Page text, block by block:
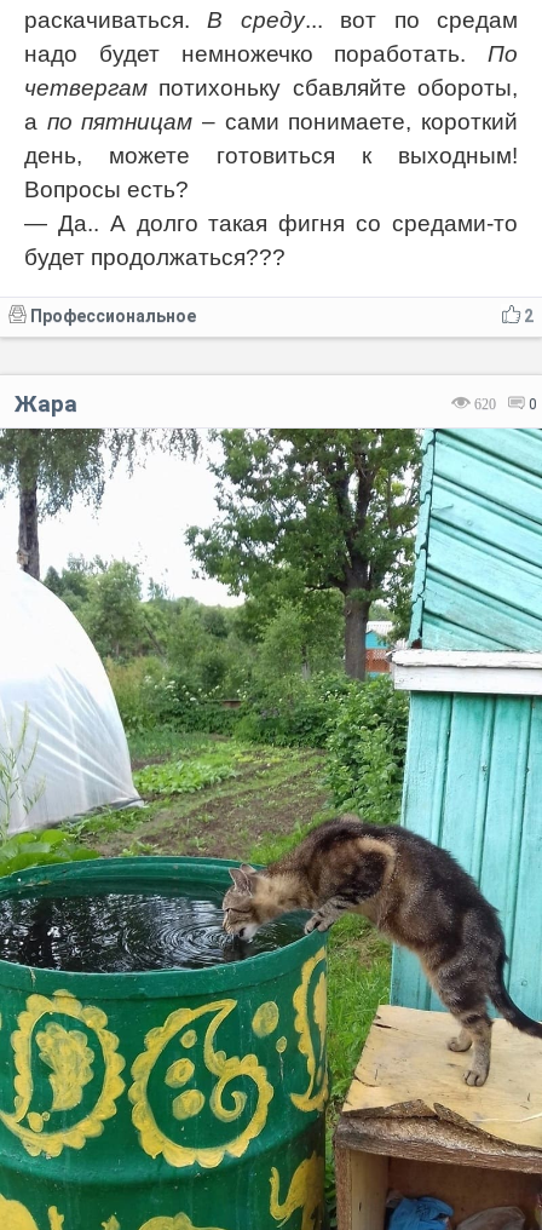
раскачиваться.В среду... вот по средам
надо будет немножечко поработать. По
четвергам потихоньку сбавляйте обороты,
а по пятницам– сами понимаете, короткий
день, можете готовиться к выходным!
Вопросы есть?
— Да.. А долго такая фигня со средами-то
будет продолжаться???
2
Профессиональное
620 0
Жара